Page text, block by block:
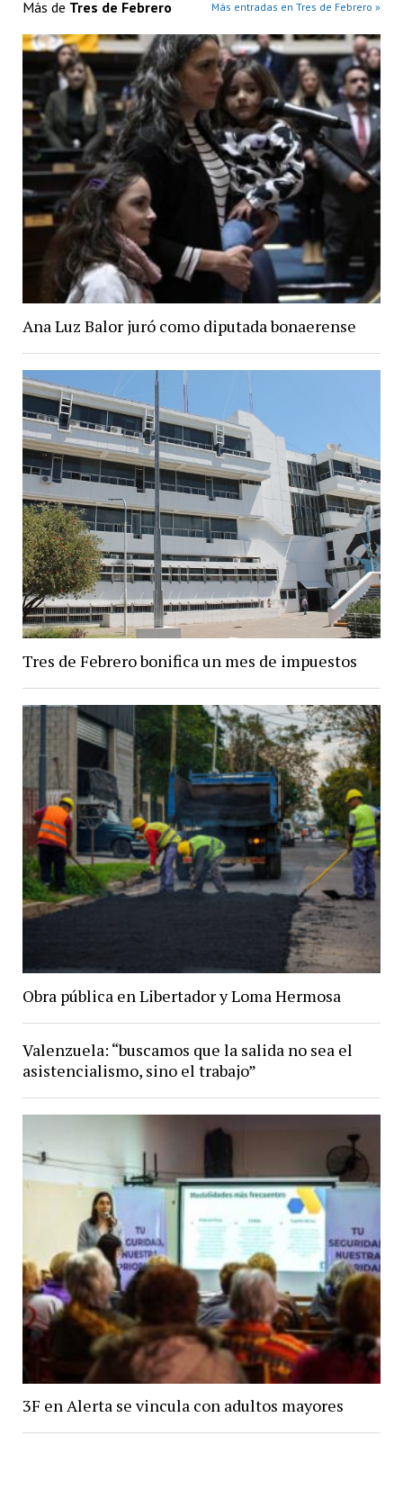
Más de Tres de Febrero Más entradas en Tres de Febrero »
Ana Luz Balor juró como diputada bonaerense
Tres de Febrero bonifica un mes de impuestos
Obra pública en Libertador y Loma Hermosa
Valenzuela: “buscamos que la salida no sea el
asistencialismo, sino el trabajo”
3F en Alerta se vincula con adultos mayores